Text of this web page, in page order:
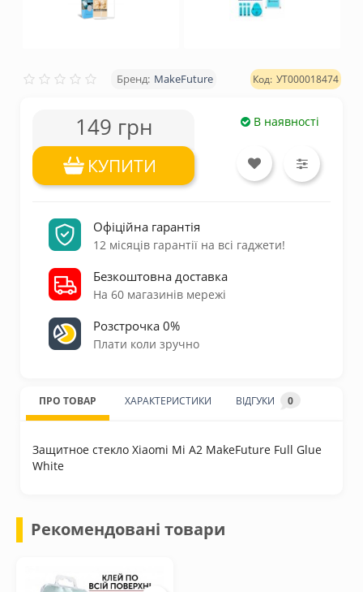
MakeFuture УТ000018474
149 грн В наявності
КУПИТИ
Офіційна гарантія
12 місяців гарантії на всі гаджети!
Безкоштовна доставка
На 60 магазинів мережі
Розстрочка 0%
Плати коли зручно
ПРО ТОВАР ХАРАКТЕРИСТИКИ ВІДГУКИ 0
Защитное стекло Xiaomi Mi A2 MakeFuture Full Glue
White
Рекомендовані товари